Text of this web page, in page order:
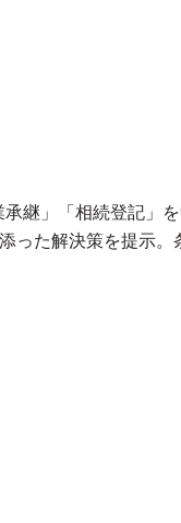
継」「相続登記」
た解決策を提示。